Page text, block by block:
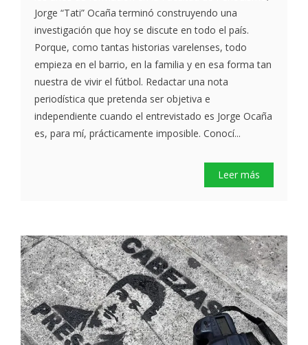
Jorge “Tati” Ocaña terminó construyendo una
investigación que hoy se discute en todo el país.
Porque, como tantas historias varelenses, todo
empieza en el barrio, en la familia y en esa forma tan
nuestra de vivir el fútbol. Redactar una nota
periodística que pretenda ser objetiva e
independiente cuando el entrevistado es Jorge Ocaña
es, para mí, prácticamente imposible. Conocí...
Leer más